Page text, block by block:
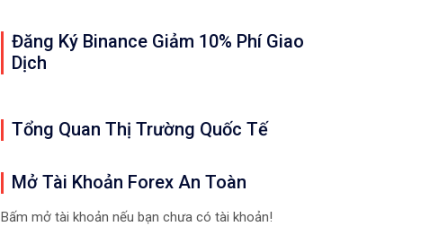
Đăng Ký Binance Giảm 10% Phí Giao
Dịch
Tổng Quan Thị Trường Quốc Tế
Mở Tài Khoản Forex An Toàn
Bấm mở tài khoản nếu bạn chưa có tài khoản!